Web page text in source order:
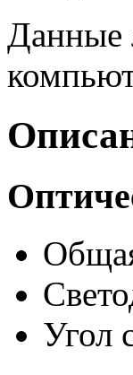
Данные
Угол